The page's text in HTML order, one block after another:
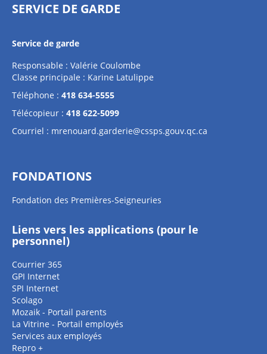
SERVICE DE GARDE
Service de garde
Responsable : Valérie Coulombe
Classe principale : Karine Latulippe
Téléphone : 418 634-5555
Télécopieur : 418 622-5099
Courriel : mrenouard.garderie@cssps.gouv.qc.ca
FONDATIONS
Fondation des Premières-Seigneuries
Liens vers les applications (pour le
personnel)
Courrier 365
GPI Internet
SPI Internet
Scolago
Mozaik - Portail parents
La Vitrine - Portail employés
Services aux employés
Repro +